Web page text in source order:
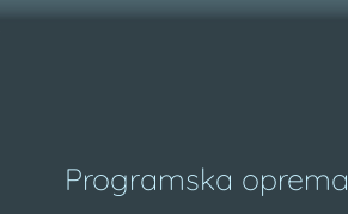
Programska oprema